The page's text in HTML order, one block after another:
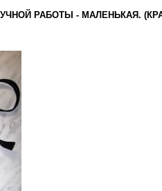
РАБОТЫ - МАЛЕНЬКАЯ.